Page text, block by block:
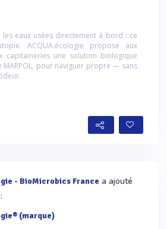
eaux usées directement à bord : ce
ACQUA.écologie propose aux
capitaineries une solution biologique
MARPOL, pour naviguer propre — sans
- BioMicrobics France a ajouté
(marque)